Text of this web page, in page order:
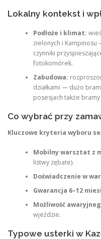
Lokalny kontekst i
Podłoże i klimat:
zielonych i Kampinosu
czynniki
fotokomórek.
Zabudowa:
działkami — dużo
posesjach także
Co wybrać przy
Kluczowe kryteria wyboru
Mobilny warsztat z
listwy zębate).
Doświadczenie w
Gwarancja 6–12
Możliwość
wjeździe.
Typowe usterki w